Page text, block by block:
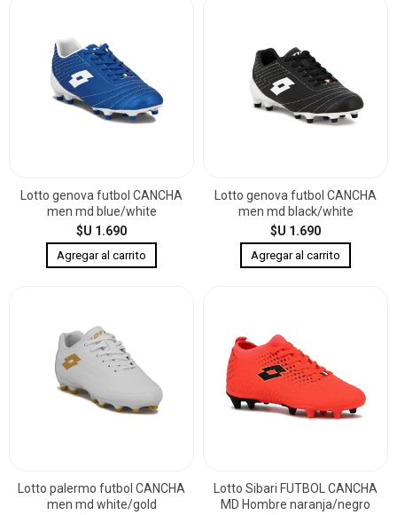
Lotto genova futbol CANCHA
men md blue/white
$U 1.690
Lotto genova futbol CANCHA
men md black/white
$U 1.690
Lotto palermo futbol CANCHA
men md white/gold
Lotto Sibari FUTBOL CANCHA
MD Hombre naranja/negro